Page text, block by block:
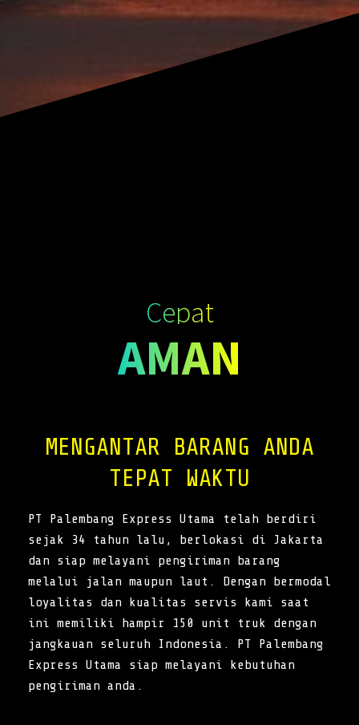
Cepat
AMAN
MENGANTAR BARANG ANDA
TEPAT WAKTU
PT Palembang Express Utama telah berdiri
sejak 34 tahun lalu, berlokasi di Jakarta
dan siap melayani pengiriman barang
melalui jalan maupun laut. Dengan bermodal
loyalitas dan kualitas servis kami saat
ini memiliki hampir 150 unit truk dengan
jangkauan seluruh Indonesia. PT Palembang
Express Utama siap melayani kebutuhan
pengiriman anda.